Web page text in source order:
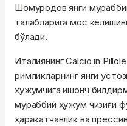
Шомуродов янги
талабларига мос
бўлади.
Италиянинг Calcio in
римликларнинг янги
ҳужумчига ишонч
мураббий ҳужум чизиғи
ҳаракатчанлик ва